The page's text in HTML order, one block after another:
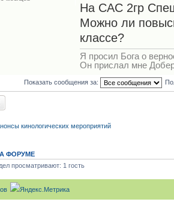
На САС 2гр
Можно ли
классе?
Я просил Бога о
Он прислал мне
Показать сообщения за:
кинологических мероприятий
ФОРУМЕ
просматривают: 1 гость